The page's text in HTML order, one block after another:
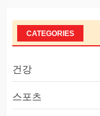
CATEGORIES
건강
스포츠